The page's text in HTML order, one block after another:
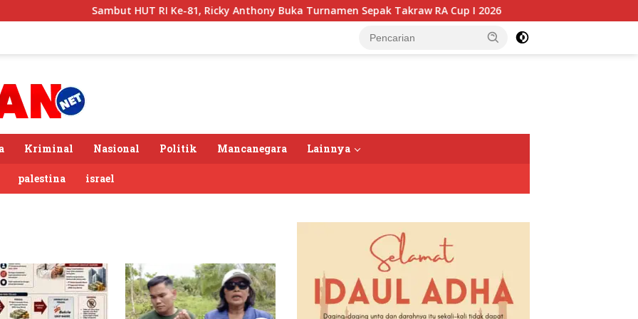
Sambut HUT RI Ke-81, Ricky Anthony Buka Turnamen Sepak Takraw RA Cup I 2026
Kriminal Nasional Politik Mancanegara Lainnya
palestina israel